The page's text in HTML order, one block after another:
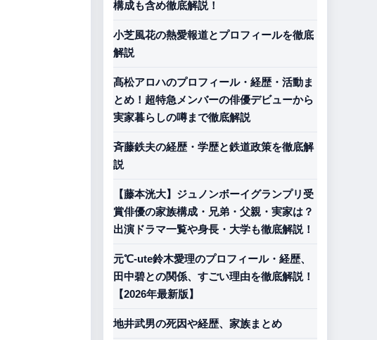
構成も含め徹底解説！
小芝風花の熱愛報道とプロフィールを徹底
解説
髙松アロハのプロフィール・経歴・活動ま
とめ！超特急メンバーの俳優デビューから
実家暮らしの噂まで徹底解説
斉藤鉄夫の経歴・学歴と鉄道政策を徹底解
説
【藤本洸大】ジュノンボーイグランプリ受
賞俳優の家族構成・兄弟・父親・実家は？
出演ドラマ一覧や身長・大学も徹底解説！
元℃-ute鈴木愛理のプロフィール・経歴、
田中碧との関係、すごい理由を徹底解説！
【2026年最新版】
地井武男の死因や経歴、家族まとめ